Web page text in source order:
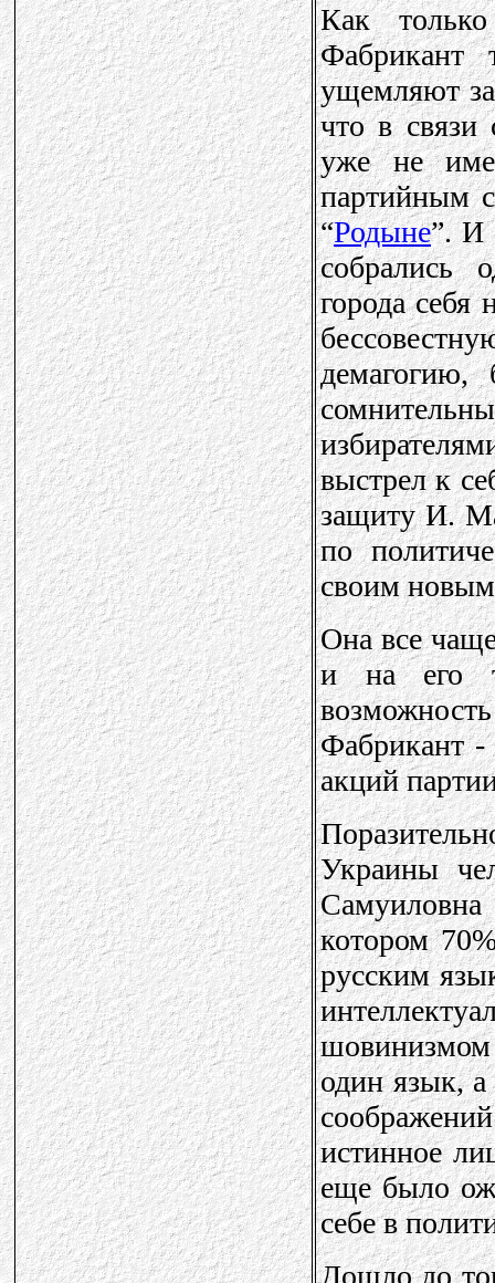
Как
Фабрикант
ущемляют
что в
уже не
партийным
“Родыне”. И
собрались
города
демагогию,
выстрел к
защиту И.
по
своим
Она все
и на его
Фабрикант -
акций
Украины
котором
русским
шовинизмом
один язык,
истинное
еще было
себе в
Дошло до